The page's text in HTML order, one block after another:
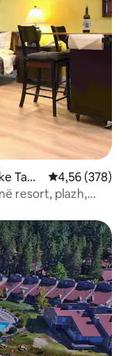
Taho
Vlerësimi
4,56 (378)
resort, plazh,